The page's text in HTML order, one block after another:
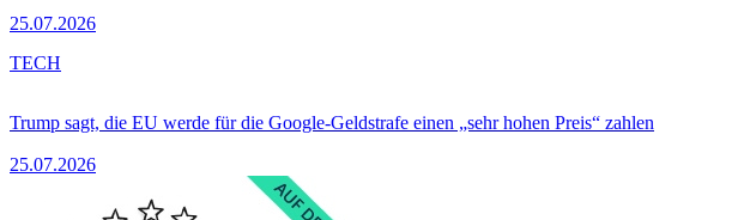
25.07.2026
Trump sagt, die EU werde für die Google-Geldstrafe einen „sehr hohen Preis“ zahlen
25.07.2026
TECH